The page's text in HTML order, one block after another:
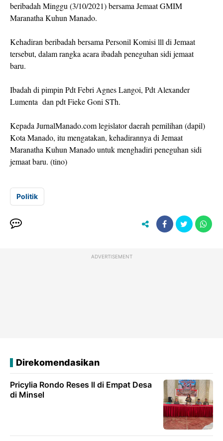
beribadah Minggu (3/10/2021) bersama Jemaat GMIM
Maranatha Kuhun Manado.
Kehadiran beribadah bersama Personil Komisi lll di Jemaat
tersebut, dalam rangka acara ibadah peneguhan sidi jemaat
baru.
Ibadah di pimpin Pdt Febri Agnes Langoi, Pdt Alexander
Lumenta dan pdt Fieke Goni STh.
Kepada JurnalManado.com legislator daerah pemilihan (dapil)
Kota Manado, itu mengatakan, kehadirannya di Jemaat
Maranatha Kuhun Manado untuk menghadiri peneguhan sidi
jemaat baru. (tino)
Politik
ADVERTISEMENT
Direkomendasikan
Pricylia Rondo Reses ll di Empat Desa
di Minsel